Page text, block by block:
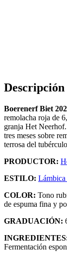
Descripción
Boerenerf Biet
remolacha roja de
granja Het
tres meses sobre
terrosa del
PRODUCTOR:
ESTILO: Lámbica
COLOR: Tono
de espuma fina y
GRADUACIÓN:
Fermentación